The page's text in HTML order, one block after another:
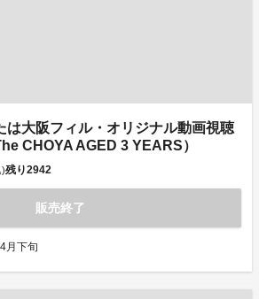
は大阪フィル・オリジナル動画視聴
CHOYA AGED 3 YEARS）
残り2942
販売終了
月下旬